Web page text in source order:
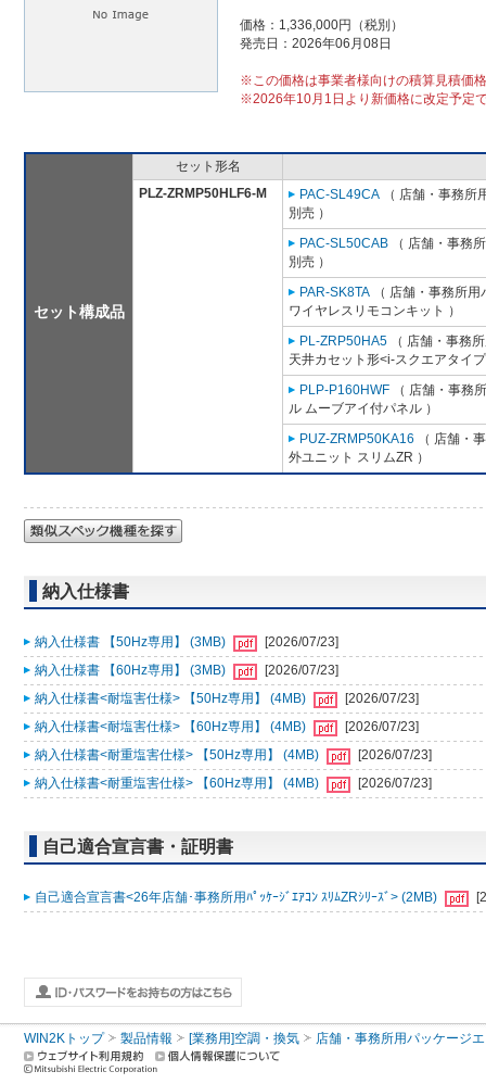
価格：1,336,000円（税別）
発売日：2026年06月08日
※この価格は事業者様向けの積算見積価
※2026年10月1日より新価格に改定予定
セット構成品
セット形名
PLZ-ZRMP50HLF6-M
PAC-SL49CA （ 店舗・事務所
別売 ）
PAC-SL50CAB （ 店舗・事務
別売 ）
PAR-SK8TA （ 店舗・事務所
ワイヤレスリモコンキット ）
PL-ZRP50HA5 （ 店舗・事務
天井カセット形<i-スクエアタイ
PLP-P160HWF （ 店舗・事務
ル ムーブアイ付パネル ）
PUZ-ZRMP50KA16 （ 店舗・
外ユニット スリムZR ）
納入仕様書
納入仕様書 【50Hz専用】 (3MB)
[2026/07/23]
納入仕様書 【60Hz専用】 (3MB)
[2026/07/23]
納入仕様書<耐塩害仕様> 【50Hz専用】 (4MB)
[2026/07/23]
納入仕様書<耐塩害仕様> 【60Hz専用】 (4MB)
[2026/07/23]
納入仕様書<耐重塩害仕様> 【50Hz専用】 (4MB)
[2026/07/23]
納入仕様書<耐重塩害仕様> 【60Hz専用】 (4MB)
[2026/07/23]
自己適合宣言書・証明書
自己適合宣言書<26年店舗･事務所用ﾊﾟｯｹｰｼﾞｴｱｺﾝ ｽﾘﾑZRｼﾘｰｽﾞ> (2MB)
WIN2Kトップ 製品情報 [業務用]空調・換気 店舗・事務所用パッケージ